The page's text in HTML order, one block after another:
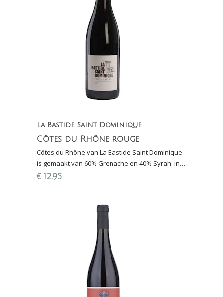
La Bastide Saint Dominique
Côtes du Rhône rouge
Côtes du Rhône van La Bastide Saint Dominique
is gemaakt van 60% Grenache en 40% Syrah: in
2016 beste rode huiswijn van Den Haag
€ 12,95